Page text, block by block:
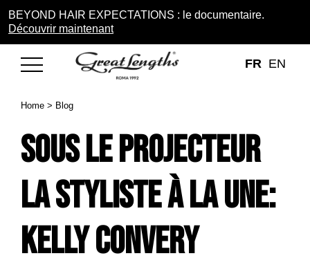
BEYOND HAIR EXPECTATIONS : le documentaire.
Découvrir maintenant
FR EN
Home > Blog
Sous le projecteur
la styliste à la une:
Kelly Convery